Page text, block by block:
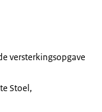
versterkingsopgave
Stoel,